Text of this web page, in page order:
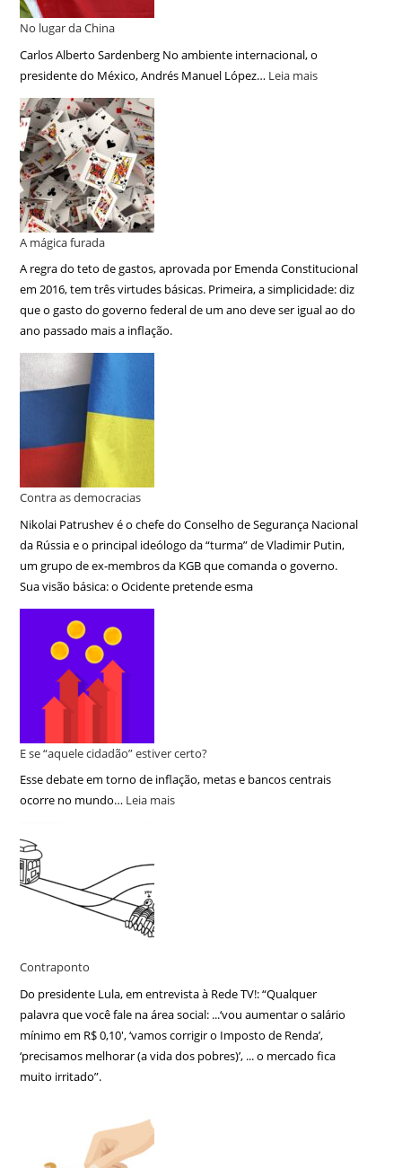
No lugar da China
Carlos Alberto Sardenberg No ambiente internacional, o
presidente do México, Andrés Manuel López… Leia mais
A mágica furada
A regra do teto de gastos, aprovada por Emenda Constitucional
em 2016, tem três virtudes básicas. Primeira, a simplicidade: diz
que o gasto do governo federal de um ano deve ser igual ao do
ano passado mais a inflação.
Contra as democracias
Nikolai Patrushev é o chefe do Conselho de Segurança Nacional
da Rússia e o principal ideólogo da “turma” de Vladimir Putin,
um grupo de ex-membros da KGB que comanda o governo.
Sua visão básica: o Ocidente pretende esma
E se “aquele cidadão” estiver certo?
Esse debate em torno de inflação, metas e bancos centrais
ocorre no mundo… Leia mais
Contraponto
Do presidente Lula, em entrevista à Rede TV!: “Qualquer
palavra que você fale na área social: ...‘vou aumentar o salário
mínimo em R$ 0,10′, ‘vamos corrigir o Imposto de Renda’,
‘precisamos melhorar (a vida dos pobres)’, ... o mercado fica
muito irritado”.